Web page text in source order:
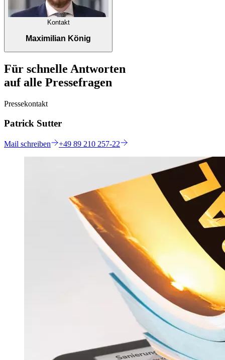
Kontakt
Maximilian König
Für schnelle Antworten
auf alle Pressefragen
Pressekontakt
Patrick Sutter
Mail schreiben +49 89 210 257-22